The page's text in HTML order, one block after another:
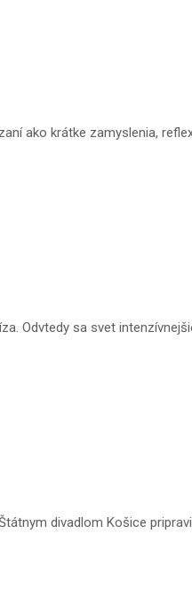
ako krátke zamyslenia,
Odvtedy sa svet
divadlom Košice